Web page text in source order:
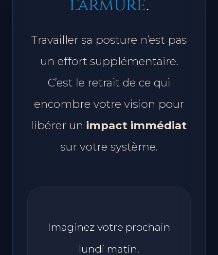
Au-delà de
Travailler sa posture n’est pas
un effort supplémentaire.
C’est le retrait de ce qui
encombre votre vision pour
libérer unimpact immédiat
Imaginez votre prochain